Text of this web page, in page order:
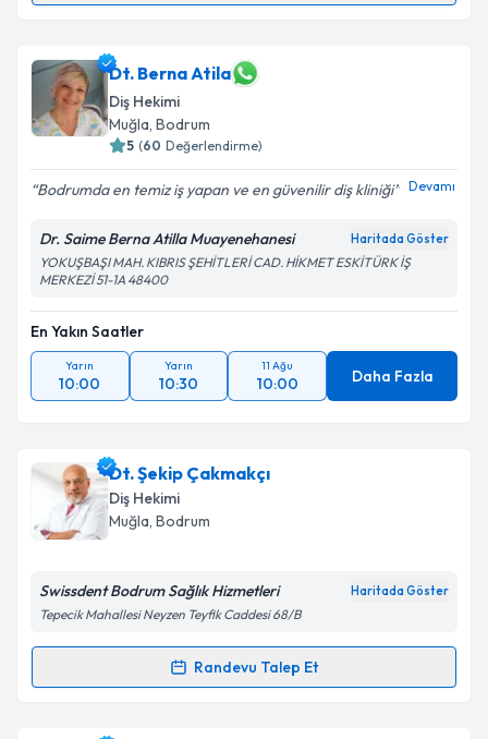
için bir takvim hazırlandığında e-posta ile
bilgilendireceğiz.
E-posta Adresiniz
Kişisel verilerimin işlenmesine ilişkin
Aydınlatma
Metni'ni okudum ve kişisel verilerimin belirtilen
kapsamda işlenmesini kabul ediyorum.
Takvim Talebini Gönder
Dt. Berna Atila
Diş Hekimi
Muğla, Bodrum
5 (60 Değerlendirme)
Bodrumda en temiz iş yapan ve en güvenilir diş kliniği Devamı
Dr. Saime Berna Atilla Muayenehanesi Haritada Göster
YOKUŞBAŞI MAH. KIBRIS ŞEHİTLERİ CAD. HİKMET ESKİTÜRK İŞ
MERKEZİ 51-1A 48400
En Yakın Saatler
Yarın
10:00
Yarın
10:30
11 Ağu
10:00 Daha Fazla
Dt. Şekip Çakmakçı
Diş Hekimi
Muğla, Bodrum
Swissdent Bodrum Sağlık Hizmetleri Haritada Göster
Tepecik Mahallesi Neyzen Teyfik Caddesi 68/B
Randevu Talep Et
Randevu Takvimi Talebi